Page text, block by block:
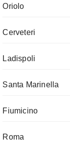
Oriolo
Cerveteri
Ladispoli
Santa Marinella
Fiumicino
Roma